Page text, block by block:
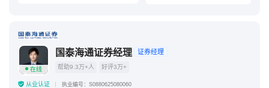
在线
国泰海通证券经理 证券经理
帮助9.3万+人 好评3万+
从业认证 执业编号：S0880625080060